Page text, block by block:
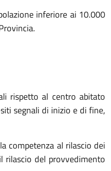
inferiore ai 10.000
rispetto al centro abitato
segnali di inizio e di fine,
competenza al rilascio dei
rilascio del provvedimento